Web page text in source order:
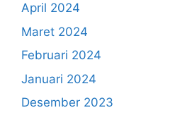
April 2024
Maret 2024
Februari 2024
Januari 2024
Desember 2023